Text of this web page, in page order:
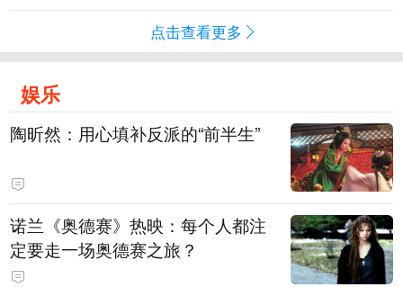
点击查看更多
娱乐
陶昕然：用心填补反派的“前半生”
诺兰《奥德赛》热映：每个人都注
定要走一场奥德赛之旅？